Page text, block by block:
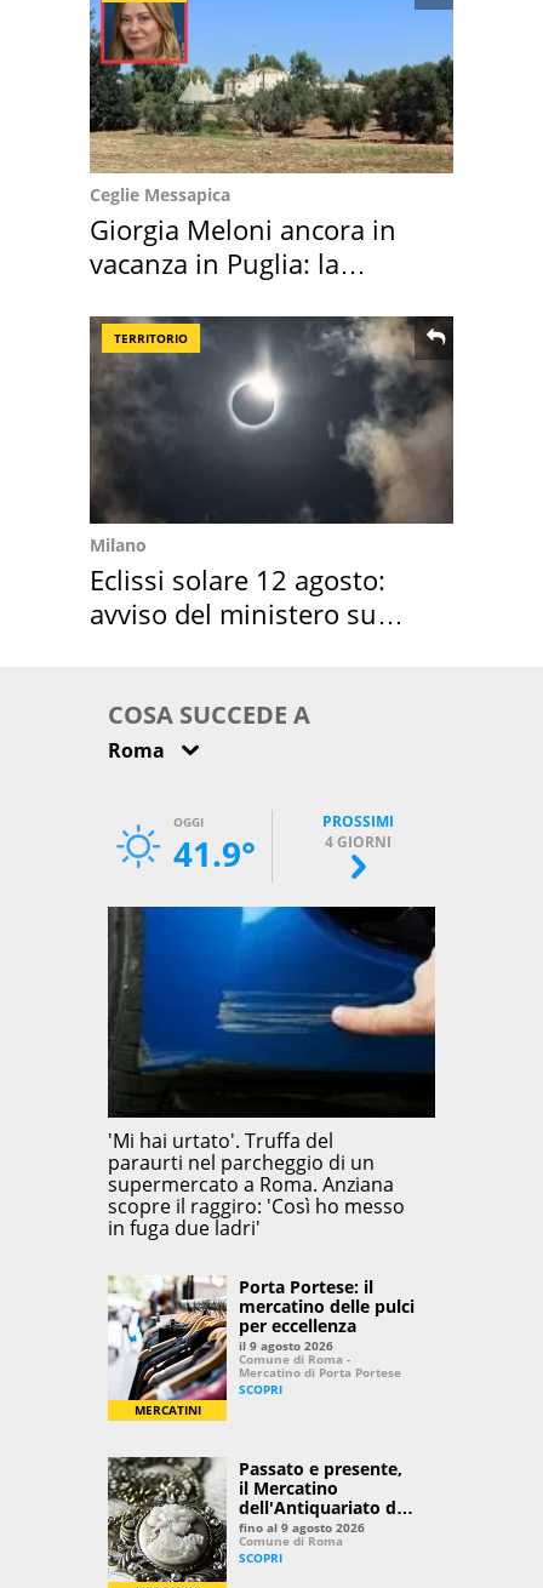
Ceglie Messapica
Giorgia Meloni ancora in
vacanza in Puglia: la
TERRITORIO
Milano
Eclissi solare 12 agosto:
avviso del ministero su